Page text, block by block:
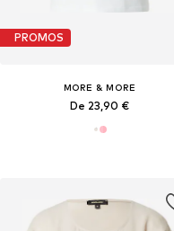
PROMOS
MORE & MORE
De 23,90 €